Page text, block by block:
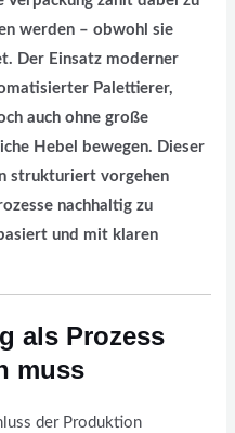
werden – obwohl sie
Der Einsatz moderner
Palettierer,
auch ohne große
Hebel bewegen. Dieser
strukturiert vorgehen
nachhaltig zu
und mit klaren
als Prozess
muss
der Produktion